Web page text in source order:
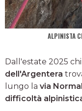
ALPINISTA
Dall'estate 2025
dell'Argentera
lungo la via
difficoltà